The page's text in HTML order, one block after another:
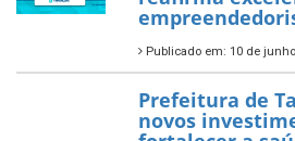
7 de novembro
Política
— Tamandaré
Aplicação de
habilitado